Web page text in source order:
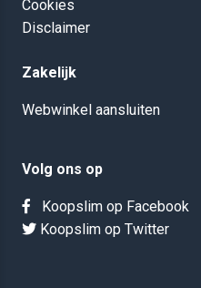
Cookies
Disclaimer
Zakelijk
Webwinkel aansluiten
Volg ons op
Koopslim op Facebook
Koopslim op Twitter